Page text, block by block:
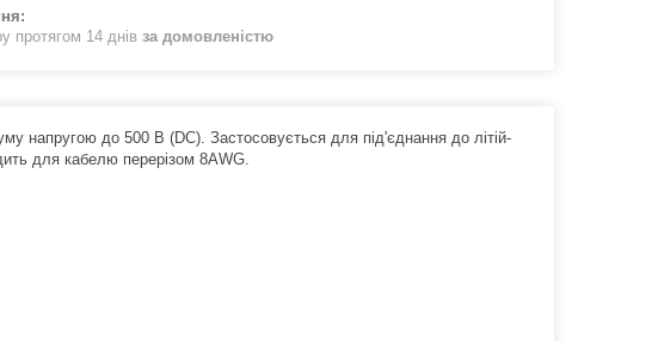
протягом 14 днів за домовленістю
напругою до 500 В (DC). Застосовується для під'єднання до літій-
для кабелю перерізом 8AWG.